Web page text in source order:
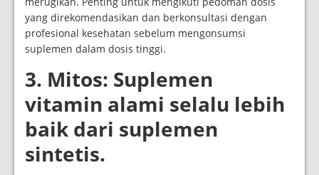
yang direkomendasikan dan berkonsultasi dengan
profesional kesehatan sebelum mengonsumsi
suplemen dalam dosis tinggi.
3. Mitos: Suplemen
vitamin alami selalu lebih
baik dari suplemen
sintetis.